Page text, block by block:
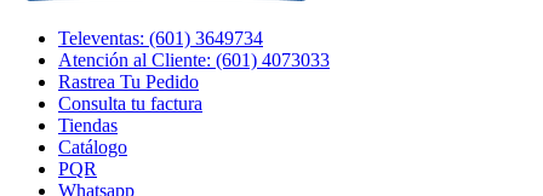
Televentas: (601) 3649734
Atención al Cliente: (601) 4073033
Rastrea Tu Pedido
Consulta tu factura
Tiendas
Catálogo
PQR
Whatsapp